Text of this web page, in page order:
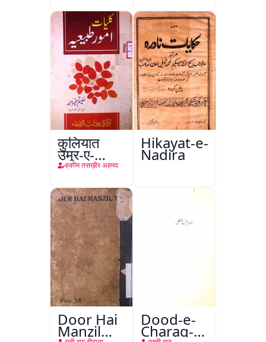
कुलियात
उमूर-ए-
तबीइया
हकीम तसख़ीर अहमद
Hikayat-e-
Nadira
Door Hai
Manzil
Dood-e-
Charag-e-